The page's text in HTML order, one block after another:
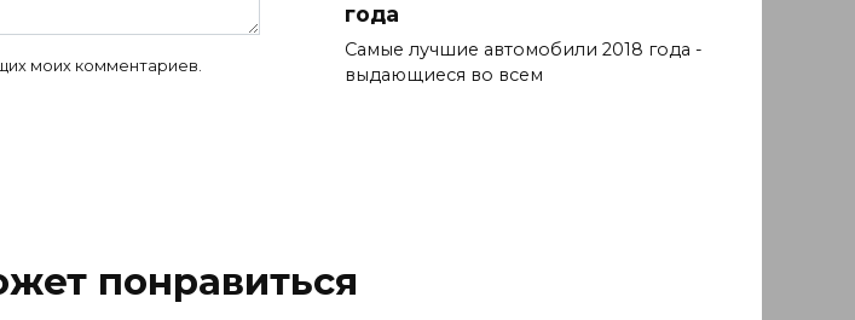
моих комментариев.
года
Самые лучшие автомобили 2018 года -
выдающиеся во всем
понравиться